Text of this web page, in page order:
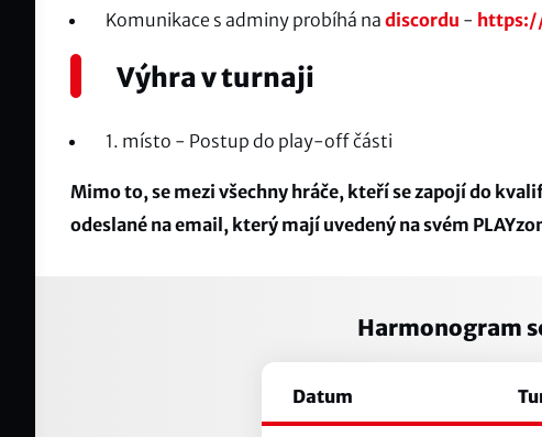
Komunikace s adminy probíhá na discordu -
Výhra v turnaji
1. místo - Postup do play-off části
Mimo to, se mezi všechny hráče, kteří se zapojí do
odeslané na email, který mají uvedený na svém
Harmonogram
Datum